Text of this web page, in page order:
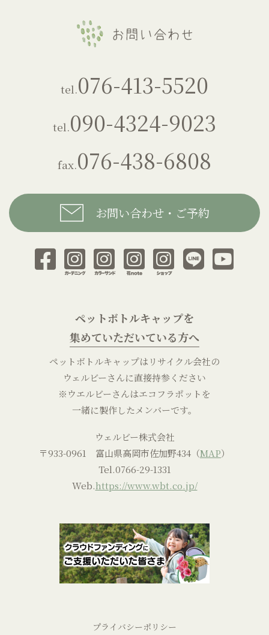
tel.076-413-5520
tel.090-4324-9023
fax.076-438-6808
お問い合わせ・ご予約
ペットボトルキャップを
集めていただいている方へ
ペットボトルキャップはリサイクル会社の
ウェルビーさんに直接持参ください
※ウエルビーさんはエコフラポットを
一緒に製作したメンバーです。
ウェルビー株式会社
〒933-0961 富山県高岡市佐加野434（MAP）
Tel.0766-29-1331
Web.https://www.wbt.co.jp/
プライバシーポリシー